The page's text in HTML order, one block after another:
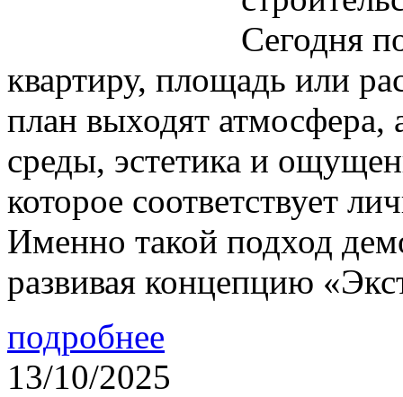
Сегодня
квартиру, площадь или
план выходят атмосфера,
среды, эстетика и
которое соответствует
Именно такой подход
развивая концепцию
подробнее
13/10/2025